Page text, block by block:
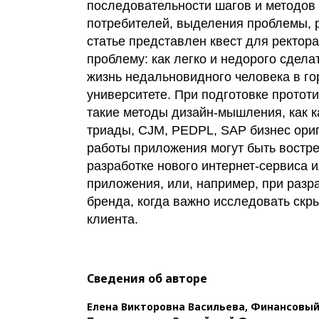
последовательности шагов и
потребителей, выделения проблемы,
статье представлен квест для
проблему: как легко и недорого
жизнь недальновидного человека в
университете. При подготовке
такие методы дизайн-мышления, как
триады, CJM, PEDPL, SAP бизнес
работы приложения могут быть
разработке нового интернет-сервиса
приложения, или, например, при
бренда, когда важно исследовать
клиента.
Сведения об авторе
Елена Викторовна Васильева,